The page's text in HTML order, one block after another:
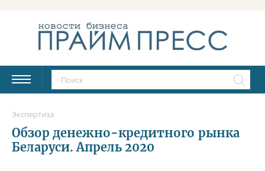
Экспертиза
Обзор денежно-кредитного рынка
Беларуси. Апрель 2020